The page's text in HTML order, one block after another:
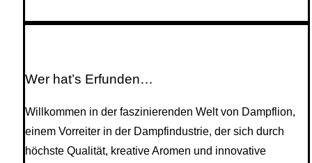
Wer hat’s Erfunden…
Willkommen in der faszinierenden Welt von Dampflion,
einem Vorreiter in der Dampfindustrie, der sich durch
höchste Qualität, kreative Aromen und innovative